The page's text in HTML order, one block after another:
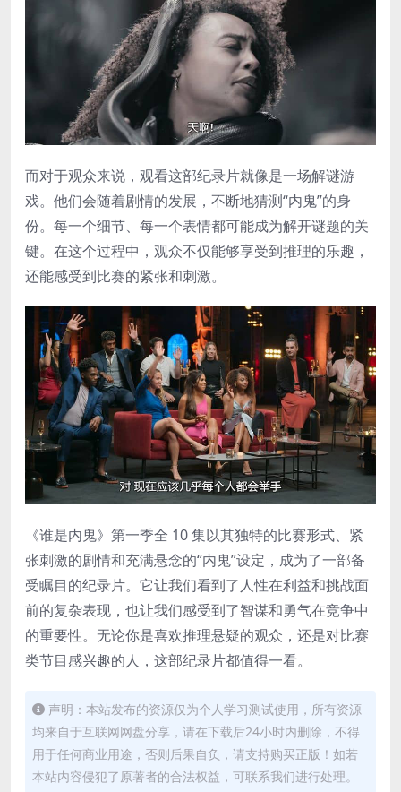
而对于观众来说，观看这部纪录片就像是一场解谜游
戏。他们会随着剧情的发展，不断地猜测“内鬼”的身
份。每一个细节、每一个表情都可能成为解开谜题的关
键。在这个过程中，观众不仅能够享受到推理的乐趣，
还能感受到比赛的紧张和刺激。
《谁是内鬼》第一季全 10 集以其独特的比赛形式、紧
张刺激的剧情和充满悬念的“内鬼”设定，成为了一部备
受瞩目的纪录片。它让我们看到了人性在利益和挑战面
前的复杂表现，也让我们感受到了智谋和勇气在竞争中
的重要性。无论你是喜欢推理悬疑的观众，还是对比赛
类节目感兴趣的人，这部纪录片都值得一看。
声明：本站发布的资源仅为个人学习测试使用，所有资源
均来自于互联网网盘分享，请在下载后24小时内删除，不得
用于任何商业用途，否则后果自负，请支持购买正版！如若
本站内容侵犯了原著者的合法权益，可联系我们进行处理。